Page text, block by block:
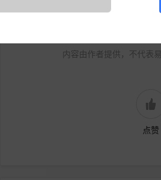
内容由作者提供，不代表
点赞